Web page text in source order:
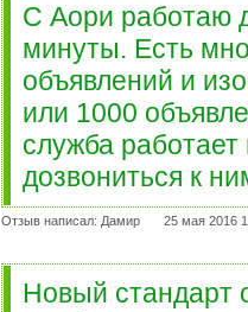
С Аори работаю
минуты. Есть
объявлений и
или 1000
служба
дозвониться к
Отзыв написал: Дамир 25 мая 2016
Новый стандарт